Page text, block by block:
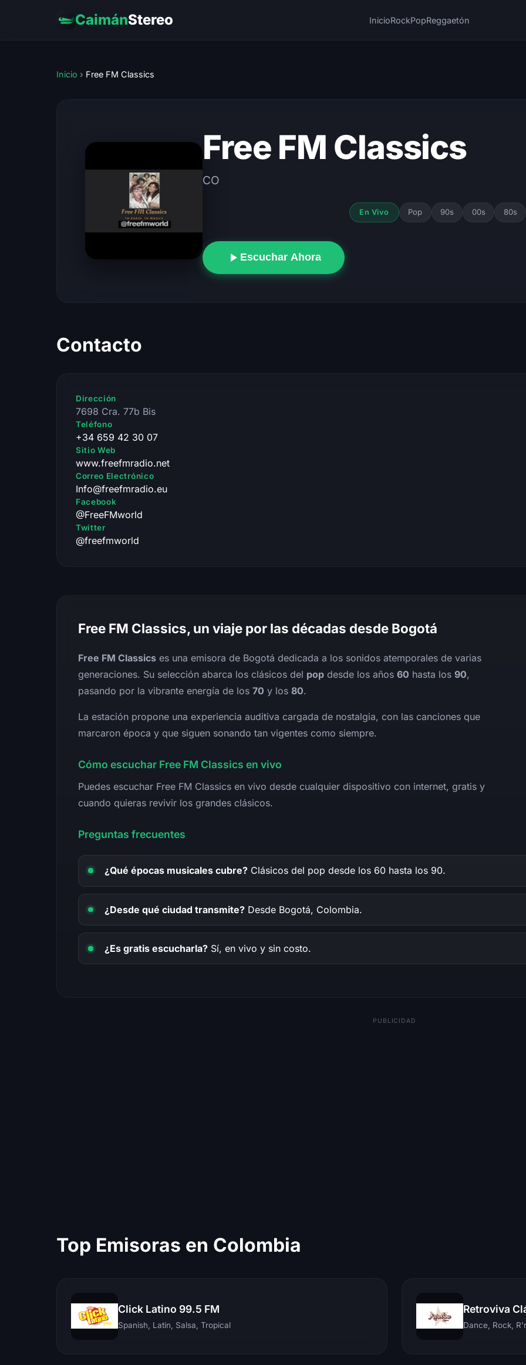
CaimánStereo InicioRockPopReggaetón
Inicio › Free FM Classics
Free FM Classics
CO
En Vivo Pop 90s 00s 80s
Escuchar Ahora
Contacto
Dirección
7698 Cra. 77b Bis
Teléfono
+34 659 42 30 07
Sitio Web
www.freefmradio.net
Correo Electrónico
Info@freefmradio.eu
Facebook
@FreeFMworld
Twitter
@freefmworld
Free FM Classics, un viaje por las décadas desde Bogotá
Free FM Classics es una emisora de Bogotá dedicada a los sonidos atemporales de varias
generaciones. Su selección abarca los clásicos del pop desde los años 60 hasta los 90,
pasando por la vibrante energía de los 70 y los 80.
La estación propone una experiencia auditiva cargada de nostalgia, con las canciones que
marcaron época y que siguen sonando tan vigentes como siempre.
Cómo escuchar Free FM Classics en vivo
Puedes escuchar Free FM Classics en vivo desde cualquier dispositivo con internet, gratis y
cuando quieras revivir los grandes clásicos.
Preguntas frecuentes
¿Qué épocas musicales cubre? Clásicos del pop desde los 60 hasta los 90.
¿Desde qué ciudad transmite? Desde Bogotá, Colombia.
¿Es gratis escucharla? Sí, en vivo y sin costo.
PUBLICIDAD
Top Emisoras en Colombia
Click Latino 99.5 FM
Spanish, Latin, Salsa, Tropical
Retroviva
Dance, Rock,